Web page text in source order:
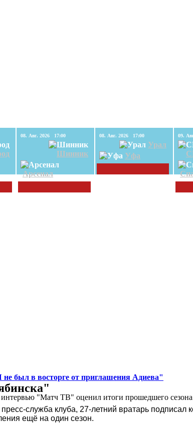
08. Авг. 2026 17:00
Шинник
Арсенал
08. Авг. 2026 17:00
Урал
Уфа
был в восторге от приглашения Адиева"
"Матч ТВ" оценил итоги прошедшего сезона
служба клуба, 27-летний вратарь подписал
ещё на один сезон.